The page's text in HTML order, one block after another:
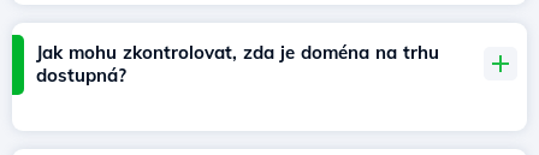
Jak mohu zkontrolovat, zda je doména na trhu
dostupná?